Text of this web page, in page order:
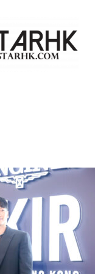
Star
HK